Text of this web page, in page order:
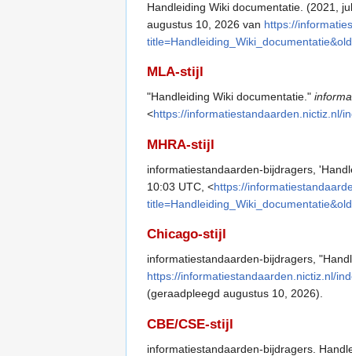
Handleiding Wiki documentatie. (2021,
augustus 10, 2026 van https://
MLA-stijl
"Handleiding Wiki documentatie."
<https://informatiestandaarden.nictiz.nl/
MHRA-stijl
informatiestandaarden-bijdragers,
10:03 UTC, <https://
Chicago-stijl
informatiestandaarden-bijdragers,
https://informatiestandaarden.nictiz.nl/
(geraadpleegd augustus 10, 2026).
CBE/CSE-stijl
informatiestandaarden-bijdragers.